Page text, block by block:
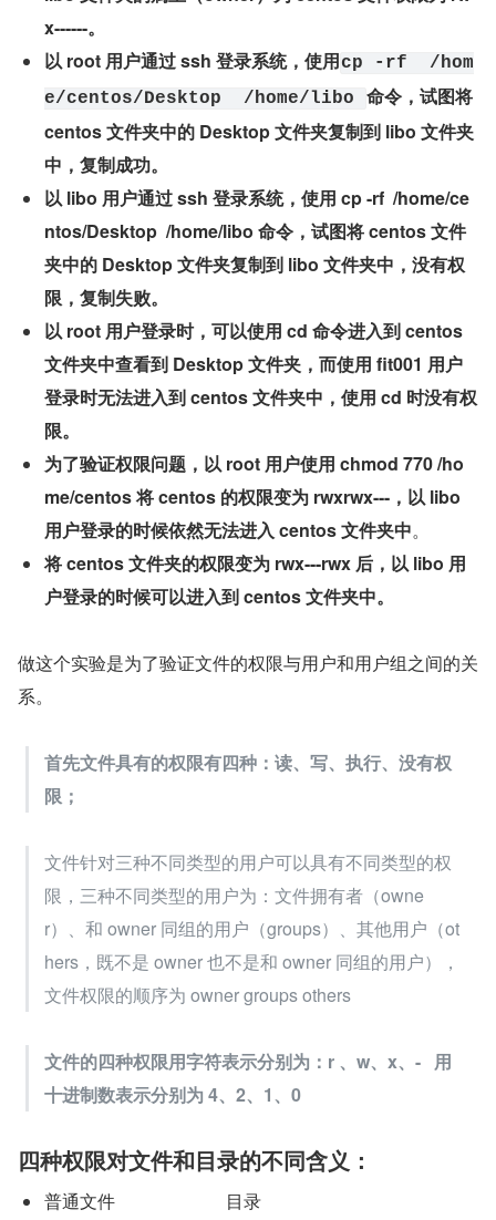
x------。
以 root 用户通过 ssh 登录系统，使用cp -rf  /hom
e/centos/Desktop  /home/libo 命令，试图将
centos 文件夹中的 Desktop 文件夹复制到 libo 文件夹
中，复制成功。
以 libo 用户通过 ssh 登录系统，使用 cp -rf  /home/ce
ntos/Desktop  /home/libo 命令，试图将 centos 文件
夹中的 Desktop 文件夹复制到 libo 文件夹中，没有权
限，复制失败。
以 root 用户登录时，可以使用 cd 命令进入到 centos
文件夹中查看到 Desktop 文件夹，而使用 fit001 用户
登录时无法进入到 centos 文件夹中，使用 cd 时没有权
限。
为了验证权限问题，以 root 用户使用 chmod 770 /ho
me/centos 将 centos 的权限变为 rwxrwx---，以 libo
用户登录的时候依然无法进入 centos 文件夹中。
将 centos 文件夹的权限变为 rwx---rwx 后，以 libo 用
户登录的时候可以进入到 centos 文件夹中。
做这个实验是为了验证文件的权限与用户和用户组之间的关
系。
首先文件具有的权限有四种：读、写、执行、没有权
限；
文件针对三种不同类型的用户可以具有不同类型的权
限，三种不同类型的用户为：文件拥有者（owne
r）、和 owner 同组的用户（groups）、其他用户（ot
hers，既不是 owner 也不是和 owner 同组的用户），
文件权限的顺序为 owner groups others
文件的四种权限用字符表示分别为：r 、w、x、-   用
十进制数表示分别为 4、2、1、0
四种权限对文件和目录的不同含义：
普通文件                         目录